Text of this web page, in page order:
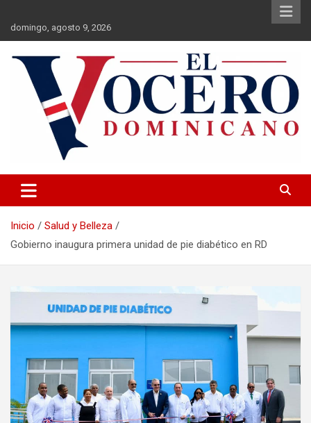
contenido
domingo, agosto 9, 2026
El Vocero Dominicano
Inicio
Salud y Belleza
Gobierno inaugura primera unidad de pie diabético en RD